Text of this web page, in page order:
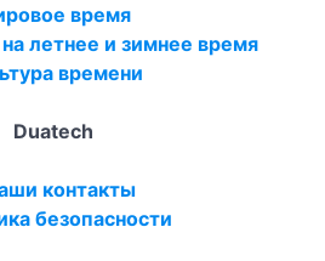
время
летнее и зимнее время
времени
Duatech
контакты
безопасности